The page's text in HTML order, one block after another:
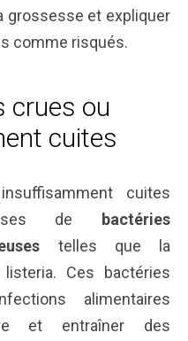
grossesse et expliquer
comme risqués.
crues ou
cuites
cuites
de bactéries
telles que la
Ces bactéries
alimentaires
et entraîner des